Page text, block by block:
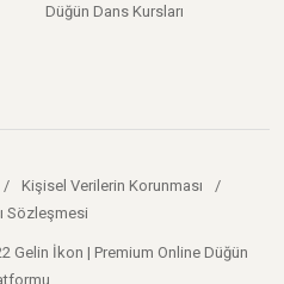
Düğün Dans Kursları
/ Kişisel Verilerin Korunması
/
Sözleşmesi
Gelin İkon | Premium Online Düğün